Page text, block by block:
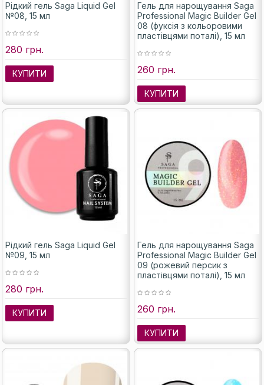
Рідкий гель Saga Liquid Gel
№08, 15 мл
280 грн.
КУПИТИ
Гель для нарощування Saga
Professional Magic Builder Gel
08 (фуксія з кольоровими
пластівцями поталі), 15 мл
260 грн.
КУПИТИ
Рідкий гель Saga Liquid Gel
№09, 15 мл
280 грн.
КУПИТИ
Гель для нарощування Saga
Professional Magic Builder Gel
09 (рожевий персик з
пластівцями поталі), 15 мл
260 грн.
КУПИТИ